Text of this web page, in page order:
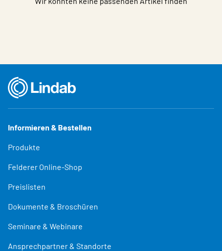
Informieren & Bestellen
Produkte
Felderer Online-Shop
Preislisten
Dokumente & Broschüren
Seminare & Webinare
Ansprechpartner & Standorte